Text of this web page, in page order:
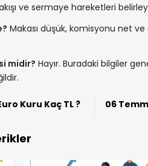
ve sermaye hareketleri
Makası düşük, komisyonu net
midir? Hayır. Buradaki bilgiler
Kuru Kaç TL ? 06